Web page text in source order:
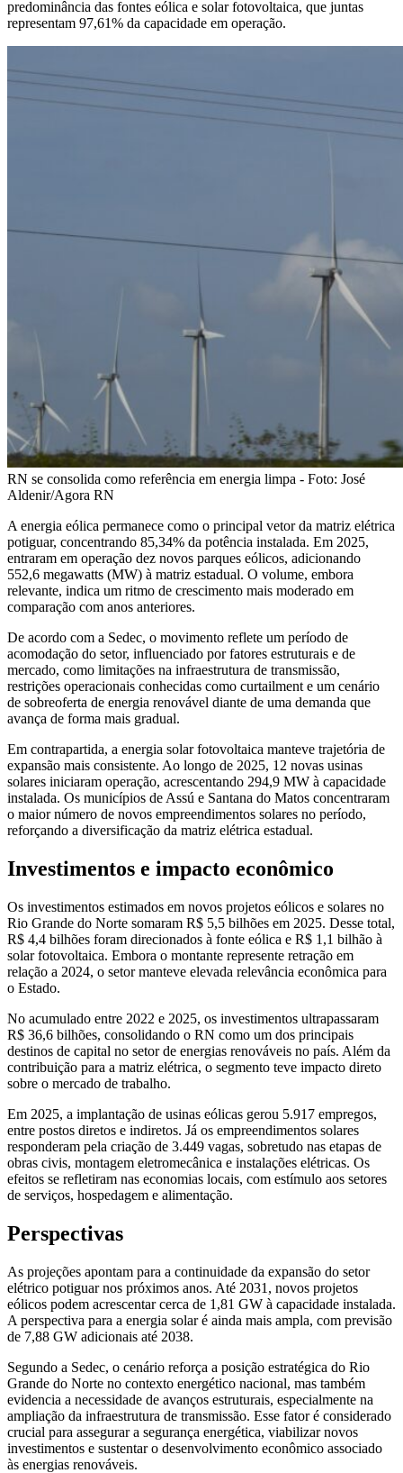
predominância das fontes eólica e solar fotovoltaica, que juntas
representam 97,61% da capacidade em operação.
RN se consolida como referência em energia limpa - Foto: José
Aldenir/Agora RN
A energia eólica permanece como o principal vetor da matriz elétrica
potiguar, concentrando 85,34% da potência instalada. Em 2025,
entraram em operação dez novos parques eólicos, adicionando
552,6 megawatts (MW) à matriz estadual. O volume, embora
relevante, indica um ritmo de crescimento mais moderado em
comparação com anos anteriores.
De acordo com a Sedec, o movimento reflete um período de
acomodação do setor, influenciado por fatores estruturais e de
mercado, como limitações na infraestrutura de transmissão,
restrições operacionais conhecidas como curtailment e um cenário
de sobreoferta de energia renovável diante de uma demanda que
avança de forma mais gradual.
Em contrapartida, a energia solar fotovoltaica manteve trajetória de
expansão mais consistente. Ao longo de 2025, 12 novas usinas
solares iniciaram operação, acrescentando 294,9 MW à capacidade
instalada. Os municípios de Assú e Santana do Matos concentraram
o maior número de novos empreendimentos solares no período,
reforçando a diversificação da matriz elétrica estadual.
Investimentos e impacto econômico
Os investimentos estimados em novos projetos eólicos e solares no
Rio Grande do Norte somaram R$ 5,5 bilhões em 2025. Desse total,
R$ 4,4 bilhões foram direcionados à fonte eólica e R$ 1,1 bilhão à
solar fotovoltaica. Embora o montante represente retração em
relação a 2024, o setor manteve elevada relevância econômica para
o Estado.
No acumulado entre 2022 e 2025, os investimentos ultrapassaram
R$ 36,6 bilhões, consolidando o RN como um dos principais
destinos de capital no setor de energias renováveis no país. Além da
contribuição para a matriz elétrica, o segmento teve impacto direto
sobre o mercado de trabalho.
Em 2025, a implantação de usinas eólicas gerou 5.917 empregos,
entre postos diretos e indiretos. Já os empreendimentos solares
responderam pela criação de 3.449 vagas, sobretudo nas etapas de
obras civis, montagem eletromecânica e instalações elétricas. Os
efeitos se refletiram nas economias locais, com estímulo aos setores
de serviços, hospedagem e alimentação.
Perspectivas
As projeções apontam para a continuidade da expansão do setor
elétrico potiguar nos próximos anos. Até 2031, novos projetos
eólicos podem acrescentar cerca de 1,81 GW à capacidade instalada.
A perspectiva para a energia solar é ainda mais ampla, com previsão
de 7,88 GW adicionais até 2038.
Segundo a Sedec, o cenário reforça a posição estratégica do Rio
Grande do Norte no contexto energético nacional, mas também
evidencia a necessidade de avanços estruturais, especialmente na
ampliação da infraestrutura de transmissão. Esse fator é considerado
crucial para assegurar a segurança energética, viabilizar novos
investimentos e sustentar o desenvolvimento econômico associado
às energias renováveis.